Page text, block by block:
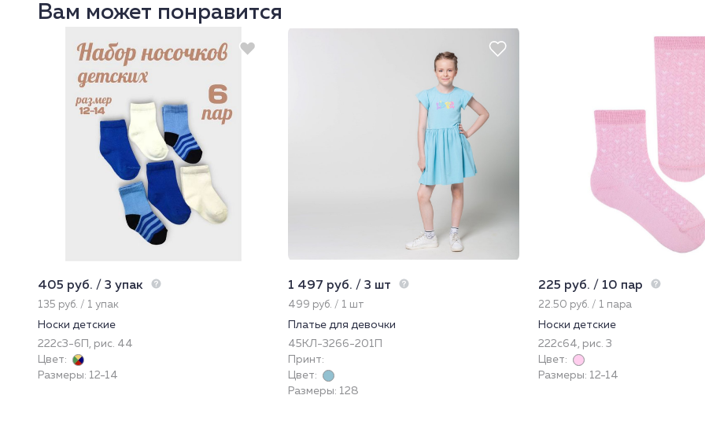
Вам может понравится
405 руб. / 3 упак
135 руб. / 1 упак
Носки детские
222с3-6П, рис. 44
Цвет:
Размеры: 12-14
1 497 руб. / 3 шт
499 руб. / 1 шт
Платье для девочки
45КЛ-3266-201П
Принт:
Цвет:
Размеры: 128
225 руб. / 10 пар
22.50 руб. / 1 пара
Носки детские
222с64, рис. 3
Цвет:
Размеры: 12-14